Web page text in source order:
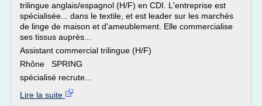
trilingue anglais/espagnol (H/F) en CDI. L'entreprise est
spécialisée... dans le textile, et est leader sur les marchés
de linge de maison et d'ameublement. Elle commercialise
ses tissus auprès...
Assistant commercial trilingue (H/F)
Rhône SPRING
spécialisé recrute...
Lire la suite